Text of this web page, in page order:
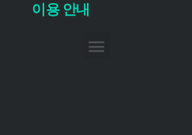
이용 안내